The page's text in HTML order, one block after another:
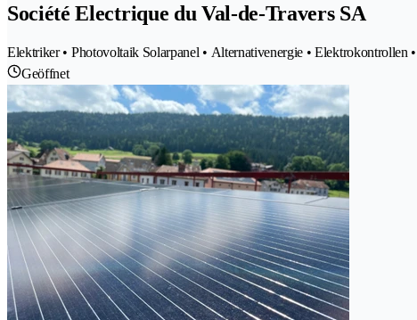
Société Electrique du Val-de-Travers SA
Elektriker • Photovoltaik Solarpanel • Alternativenergie • Elektrokontrollen
Geöffnet